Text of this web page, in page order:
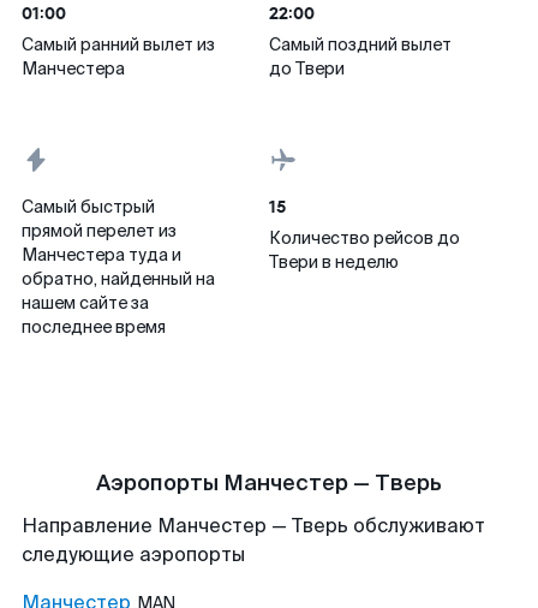
01:00
Самый ранний вылет из
Манчестера
22:00
Самый поздний вылет
до Твери
Самый быстрый
прямой перелет из
Манчестера туда и
обратно, найденный на
нашем сайте за
последнее время
15
Количество рейсов до
Твери в неделю
Аэропорты Манчестер — Тверь
Направление Манчестер — Тверь обслуживают
следующие аэропорты
Манчестер MAN